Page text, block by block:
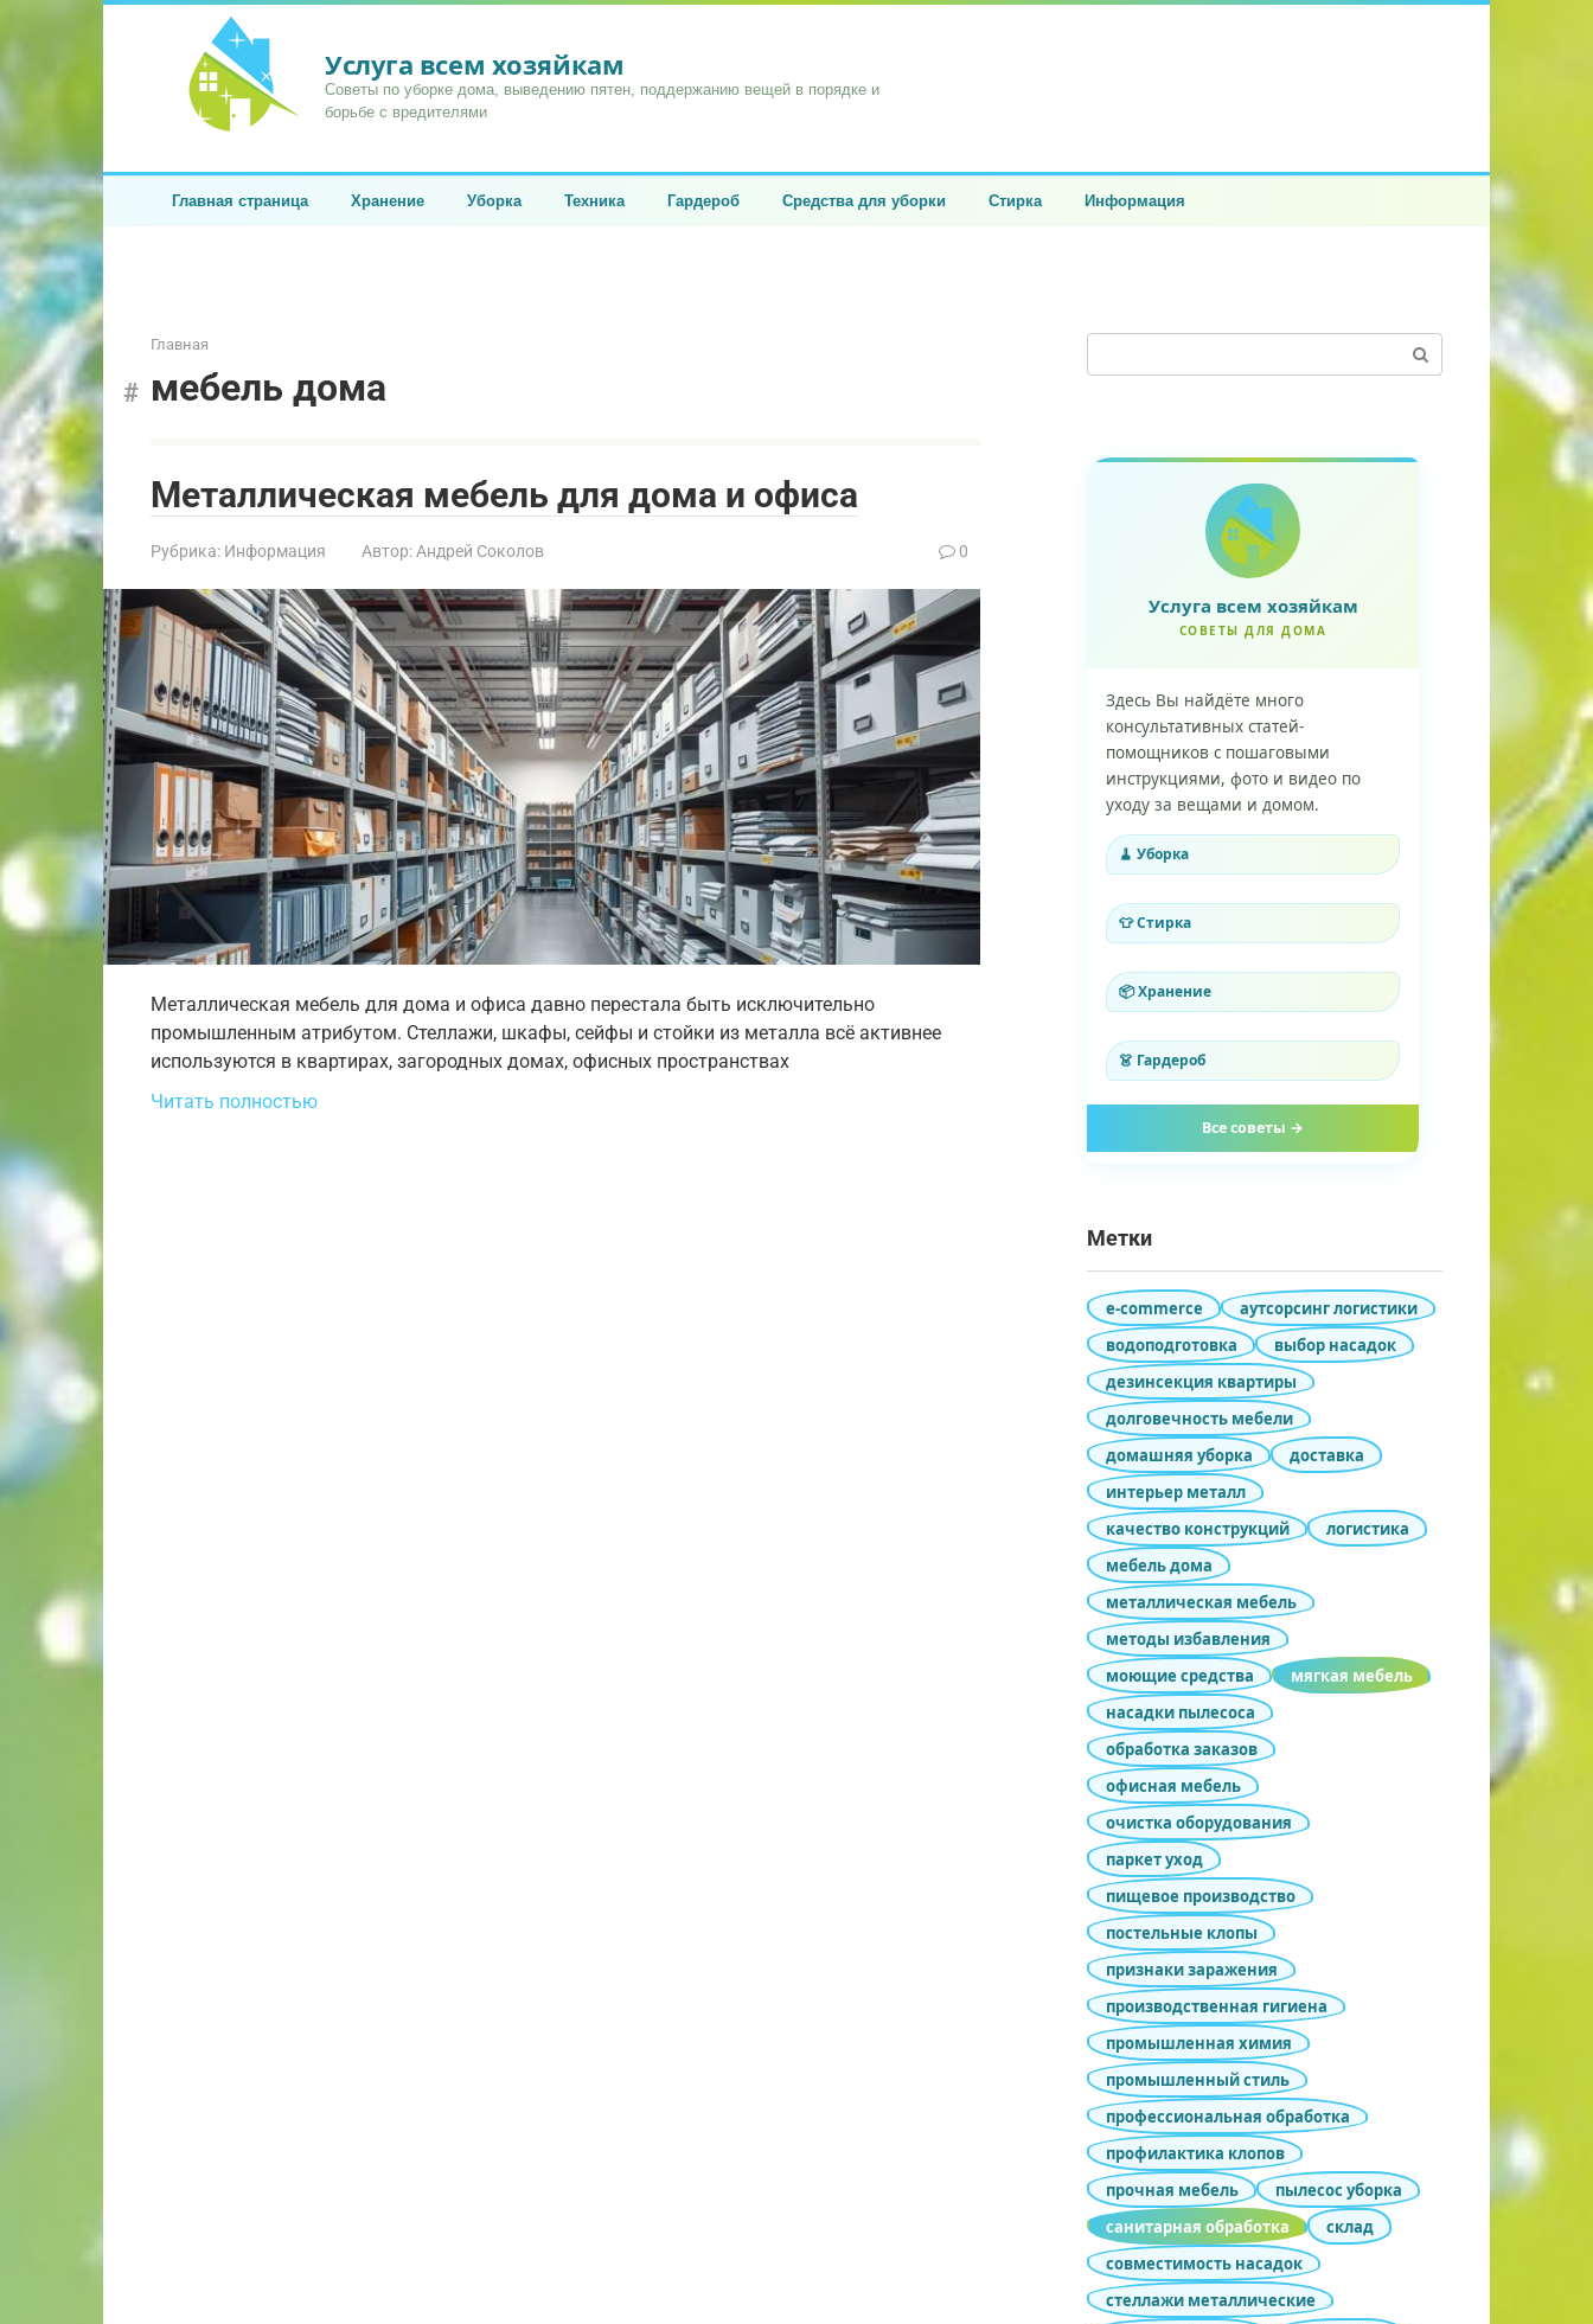
Услуга всем хозяйкам
Советы по уборке дома, выведению пятен, поддержанию вещей в порядке и
борьбе с вредителями
Главная страница Хранение Уборка Техника Гардероб Средства для уборки Стирка Информация
Главная
мебель дома
Металлическая мебель для дома и офиса
Рубрика: Информация Автор: Андрей Соколов 0
Металлическая мебель для дома и офиса давно перестала быть исключительно
промышленным атрибутом. Стеллажи, шкафы, сейфы и стойки из металла всё активнее
используются в квартирах, загородных домах, офисных пространствах
Читать полностью
Услуга всем хозяйкам
СОВЕТЫ ДЛЯ ДОМА
Здесь Вы найдёте много
консультативных статей-
помощников с пошаговыми
инструкциями, фото и видео по
уходу за вещами и домом.
🧹 Уборка
👕 Стирка
📦 Хранение
👗 Гардероб
Все советы →
Метки
e-commerce
аутсорсинг логистики
водоподготовка
выбор насадок
дезинсекция квартиры
долговечность мебели
домашняя уборка
доставка
интерьер металл
качество конструкций
логистика
мебель дома
металлическая мебель
методы избавления
моющие средства
мягкая мебель
насадки пылесоса
обработка заказов
офисная мебель
очистка оборудования
паркет уход
пищевое производство
постельные клопы
признаки заражения
производственная гигиена
промышленная химия
промышленный стиль
профессиональная обработка
профилактика клопов
прочная мебель
пылесос уборка
санитарная обработка
склад
совместимость насадок
стеллажи металлические